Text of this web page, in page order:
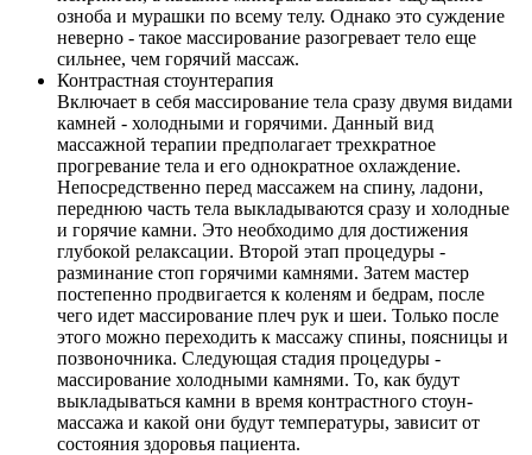
озноба и мурашки по всему телу. Однако это суждение
неверно - такое массирование разогревает тело еще
сильнее, чем горячий массаж.
Контрастная стоунтерапия
Включает в себя массирование тела сразу двумя видами
камней - холодными и горячими. Данный вид
массажной терапии предполагает трехкратное
прогревание тела и его однократное охлаждение.
Непосредственно перед массажем на спину, ладони,
переднюю часть тела выкладываются сразу и холодные
и горячие камни. Это необходимо для достижения
глубокой релаксации. Второй этап процедуры -
разминание стоп горячими камнями. Затем мастер
постепенно продвигается к коленям и бедрам, после
чего идет массирование плеч рук и шеи. Только после
этого можно переходить к массажу спины, поясницы и
позвоночника. Следующая стадия процедуры -
массирование холодными камнями. То, как будут
выкладываться камни в время контрастного стоун-
массажа и какой они будут температуры, зависит от
состояния здоровья пациента.